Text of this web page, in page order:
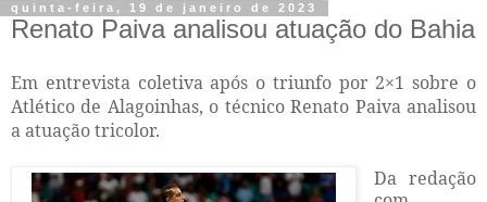
quinta-feira, 19 de janeiro de 2023
Renato Paiva analisou atuação do Bahia
Em entrevista coletiva após o triunfo por 2×1 sobre o
Atlético de Alagoinhas, o técnico Renato Paiva analisou
a atuação tricolor.
Da redação